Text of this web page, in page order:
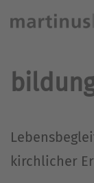
kirchlicher